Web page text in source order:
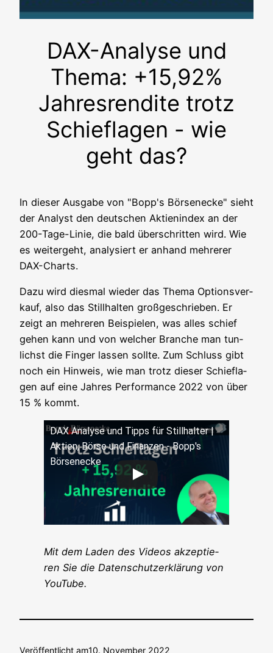
DAX-Analyse und
Thema: +15,92%
Jahresrendite trotz
Schieflagen - wie
geht das?
In die­ser Aus­ga­be von "Bopp's Bör­sen­ecke" sieht
der Ana­lyst den deut­schen Akti­en­in­dex an der
200-Tage-Linie, die bald über­schrit­ten wird. Wie
es wei­ter­geht, ana­ly­siert er anhand meh­re­rer
DAX-Charts.
Dazu wird dies­mal wie­der das The­ma Opti­ons­ver­
kauf, also das Still­hal­ten groß­ge­schrie­ben. Er
zeigt an meh­re­ren Bei­spie­len, was alles schief
gehen kann und von wel­cher Bran­che man tun­
lichst die Fin­ger las­sen soll­te. Zum Schluss gibt
noch ein Hin­weis, wie man trotz die­ser Schief­la­
gen auf eine Jah­res Per­for­mance 2022 von über
15 % kommt.
DAX Ana­ly­se und Tipps für Still­hal­ter |
Akti­en, Bör­se und Finan­zen - Bopp's
Börsenecke
Mit dem Laden des Vide­os akzep­tie­
ren Sie die Daten­schutz­er­klä­rung von
YouTube.
Veröffentlicht am10. November 2022